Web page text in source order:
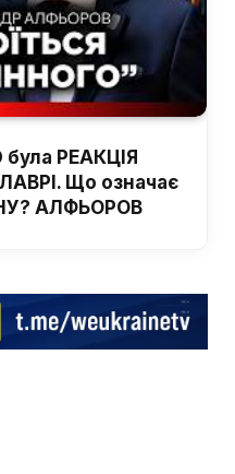
РЕАКЦІЯ
Що означає
АЛФЬОРОВ